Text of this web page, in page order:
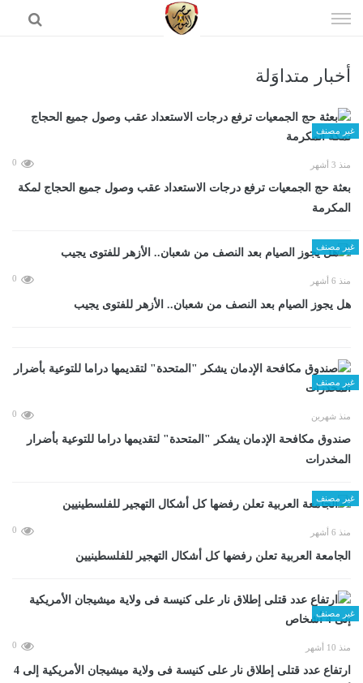
الى
أخبار متداوَلة
غير مصنف
منذ 3 أشهر 0
بعثة حج الجمعيات ترفع درجات الاستعداد عقب وصول جميع الحجاج لمكة
المكرمة
غير مصنف
منذ 6 أشهر 0
هل يجوز الصيام بعد النصف من شعبان.. الأزهر للفتوى يجيب
غير مصنف
منذ شهرين 0
صندوق مكافحة الإدمان يشكر "المتحدة" لتقديمها دراما للتوعية بأضرار
المخدرات
غير مصنف
منذ 6 أشهر 0
الجامعة العربية تعلن رفضها كل أشكال التهجير للفلسطينيين
غير مصنف
منذ 10 أشهر 0
ارتفاع عدد قتلى إطلاق نار على كنيسة فى ولاية ميشيجان الأمريكية إلى 4